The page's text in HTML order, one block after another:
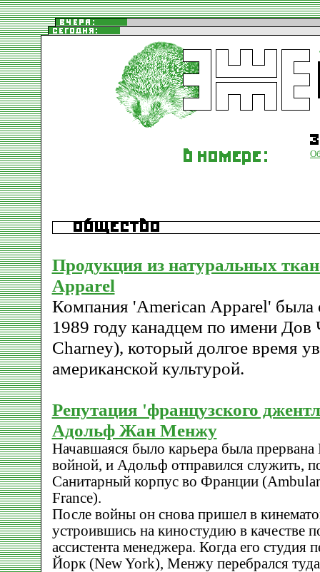
Продукция из натуральных
Apparel
Компания 'American Apparel' была
1989 году канадцем по имени Дов
Charney), который долгое время
американской культурой.
Репутация 'французского
Адольф Жан Менжу
Начавшаяся было карьера была
войной, и Адольф отправился служить,
Санитарный корпус во Франции
France).
После войны он снова пришел в
устроившись на киностудию в качестве
ассистента менеджера. Когда его студия
Йорк (New York), Менжу перебрался